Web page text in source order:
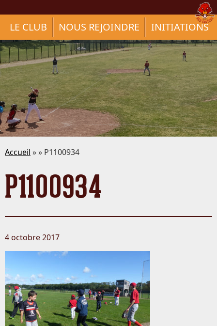
LE CLUB NOUS REJOINDRE INITIATIONS
Accueil » » P1100934
P1100934
4 octobre 2017